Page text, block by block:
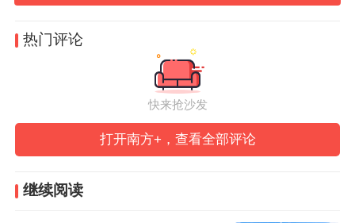
融在技术研发及金融服务领域保持协同。此
次产品实现传统实物黄金资产的上链与数字
化流通。同时，AlphaToken将资产发行、审
计与风控等关键合规流程系统化嵌入底层基
础设施之中，为持牌机构提供集成式的链上
发行与管理能力。AlphaToken还将聚合大数
础设施平台，全面覆盖发行、流通、清算与
热门评论
快来抢沙发
打开南方+，查看全部评论
继续阅读